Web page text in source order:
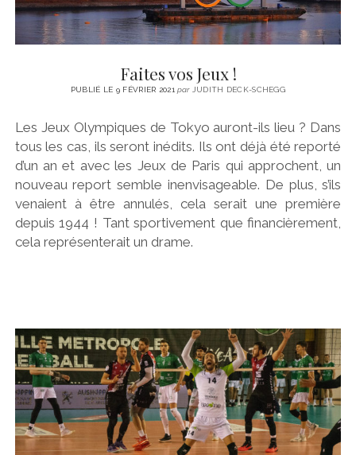
Faites vos Jeux !
PUBLIÉ LE 9 FÉVRIER 2021parJUDITH DECK-SCHEGG
Les Jeux Olympiques de Tokyo auront-ils lieu ? Dans
tous les cas, ils seront inédits. Ils ont déjà été reporté
d’un an et avec les Jeux de Paris qui approchent, un
nouveau report semble inenvisageable. De plus, s’ils
venaient à être annulés, cela serait une première
depuis 1944 ! Tant sportivement que financièrement,
cela représenterait un drame.